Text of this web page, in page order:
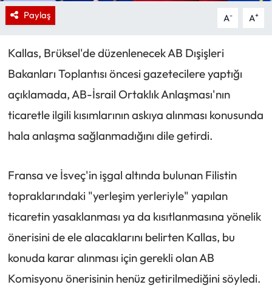
Paylaş A- A+
Kallas, Brüksel'de düzenlenecek AB Dışişleri
Bakanları Toplantısı öncesi gazetecilere yaptığı
açıklamada, AB-İsrail Ortaklık Anlaşması'nın
ticaretle ilgili kısımlarının askıya alınması konusunda
hala anlaşma sağlanmadığını dile getirdi.
Fransa ve İsveç'in işgal altında bulunan Filistin
topraklarındaki "yerleşim yerleriyle" yapılan
ticaretin yasaklanması ya da kısıtlanmasına yönelik
önerisini de ele alacaklarını belirten Kallas, bu
konuda karar alınması için gerekli olan AB
Komisyonu önerisinin henüz getirilmediğini söyledi.